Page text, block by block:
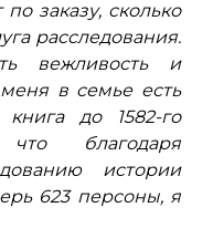
заказу, сколько
расследования.
вежливость и
меня в семье есть
книга до 1582-го
благодаря
истории
623 персоны, я